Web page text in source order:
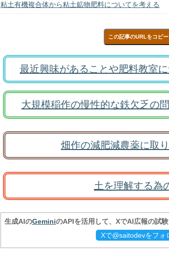
粘土有機複合体から粘土鉱物肥料についてを考える
この記事のURLをコピー
最近興味があることや肥料教室
大規模稲作の慢性的な鉄欠乏の
畑作の減肥減農薬に取
土を理解する為
生成AIのGeminiのAPIを活用して、XでAI広報の試験
Xで@saitodevをフォ